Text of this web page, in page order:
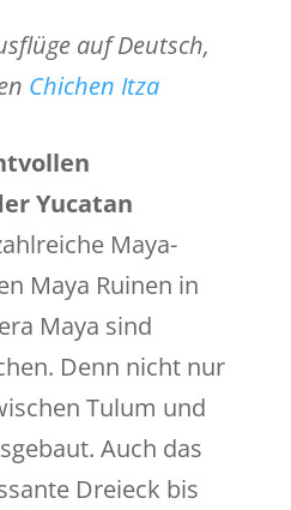
auf Deutsch,
Chichen Itza
Yucatan
Maya-
Maya Ruinen in
Maya sind
Denn nicht nur
Tulum und
Auch das
Dreieck bis